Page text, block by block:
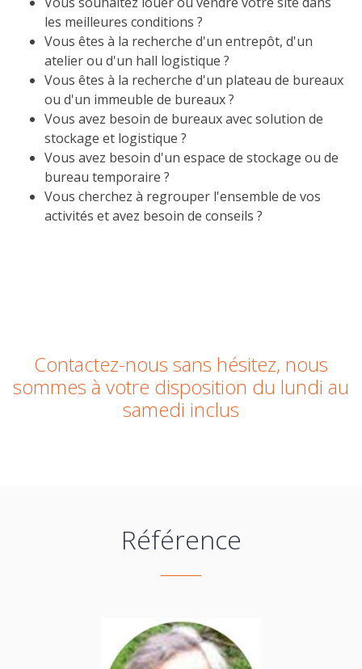
les meilleures conditions ?
Vous êtes à la recherche d'un entrepôt, d'un
atelier ou d'un hall logistique ?
Vous êtes à la recherche d'un plateau de bureaux
ou d'un immeuble de bureaux ?
Vous avez besoin de bureaux avec solution de
stockage et logistique ?
Vous avez besoin d'un espace de stockage ou de
bureau temporaire ?
Vous cherchez à regrouper l'ensemble de vos
activités et avez besoin de conseils ?
Contactez-nous sans hésitez, nous
sommes à votre disposition du lundi au
samedi inclus
Référence